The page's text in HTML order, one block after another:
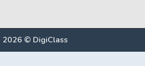
2026 © DigiClass